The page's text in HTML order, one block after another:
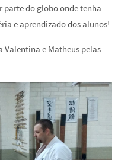
parte do globo onde tenha
e aprendizado dos alunos!
Valentina e Matheus pelas